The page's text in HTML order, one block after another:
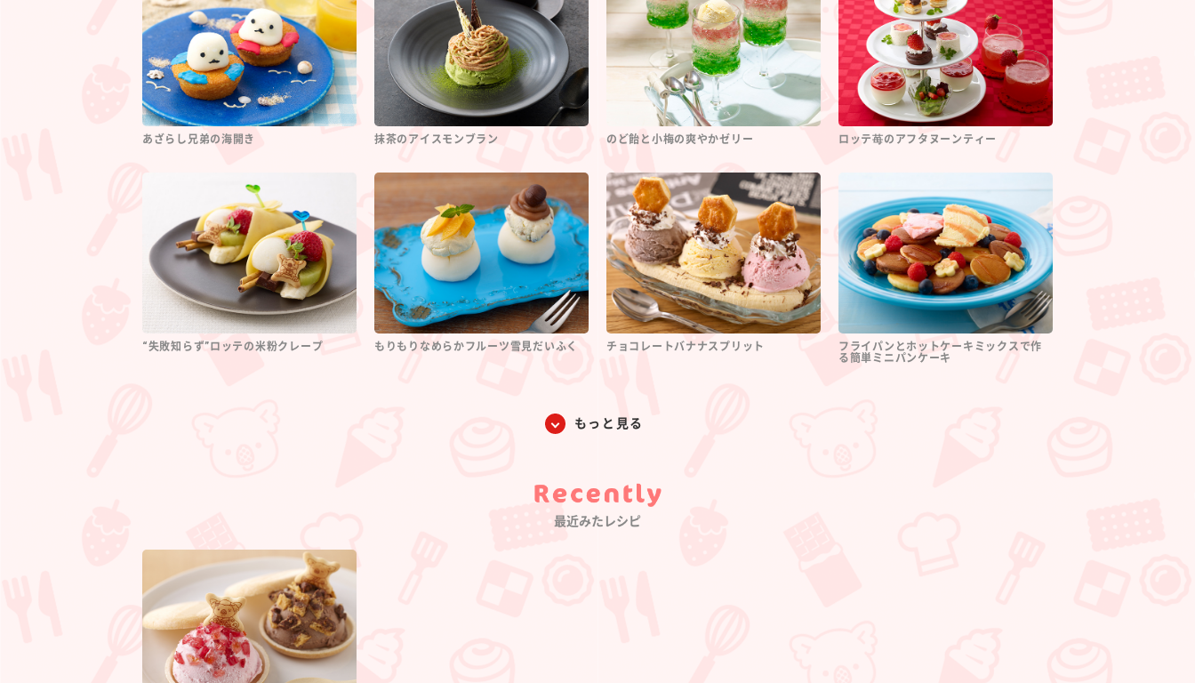
あざらし兄弟の海開き 抹茶のアイスモンブラン のど飴と小梅の爽やかゼリー ロッテ苺のアフタヌーンティー
“失敗知らず”ロッテの米粉クレープ もりもりなめらかフルーツ雪見だいふく チョコレートバナナスプリット
フライパンとホットケーキミックスで作
る簡単ミニパンケーキ
もっと見る
Category
最近みたレシピ